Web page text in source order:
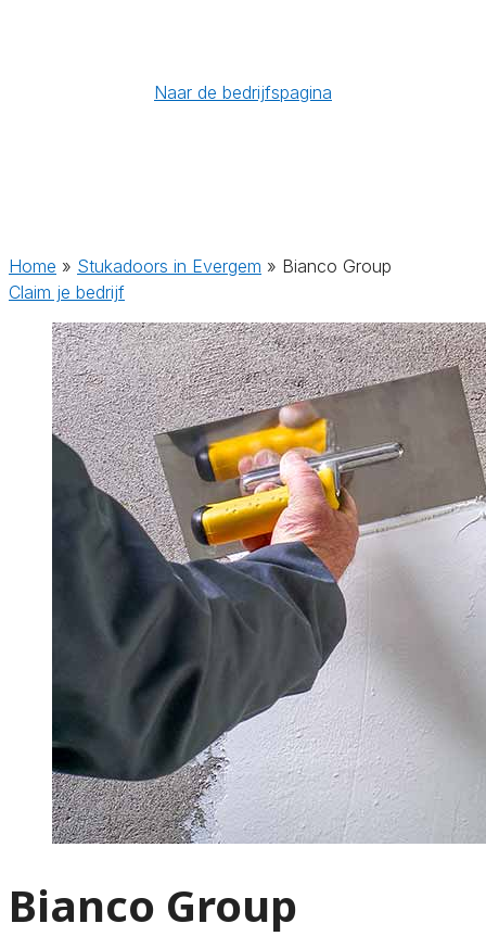
Naar de bedrijfspagina
Home » Stukadoors in Evergem » Bianco Group
Claim je bedrijf
Bianco Group